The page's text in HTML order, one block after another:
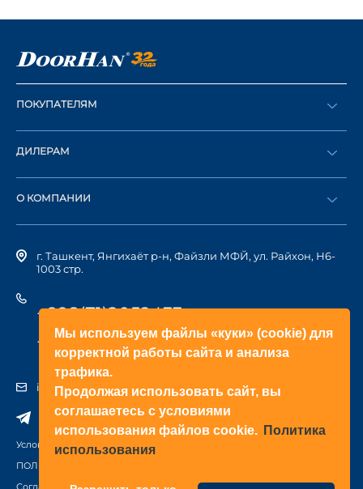
Мы используем файлы «куки» (cookie) для
корректной работы сайта и анализа
трафика.
Продолжая использовать сайт, вы
соглашаетесь с условиями
использования файлов cookie. Политика
использования
ПОКУПАТЕЛЯМ
Оформить заказ
Каталог
ДИЛЕРАМ
Стать дилером
О КОМПАНИИ
История компании
г. Ташкент, Янгихаёт р-н, Файзли МФЙ, ул. Райхон, Н6-
1003 стр.
+998(71)2052433
+998(71)2052422
info@doorhan.uz
Условия использования сайта
ПОЛИТИКА КОНФИДЕНЦИАЛЬНОСТИ
Соглашение на обработку персональных данных